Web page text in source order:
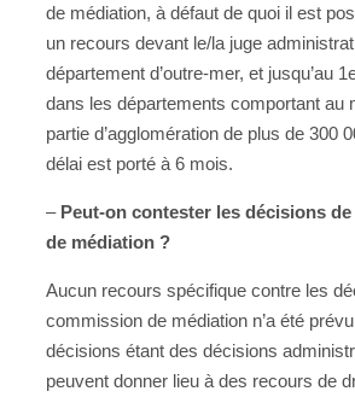
de médiation, à défaut de quoi il est
un recours devant le/la juge
département d’outre-mer, et jusqu’au
dans les départements comportant au
partie d’agglomération de plus de 300
délai est porté à 6 mois.
– Peut-on contester les décisions
de médiation ?
Aucun recours spécifique contre les
commission de médiation n’a été
décisions étant des décisions
peuvent donner lieu à des recours de